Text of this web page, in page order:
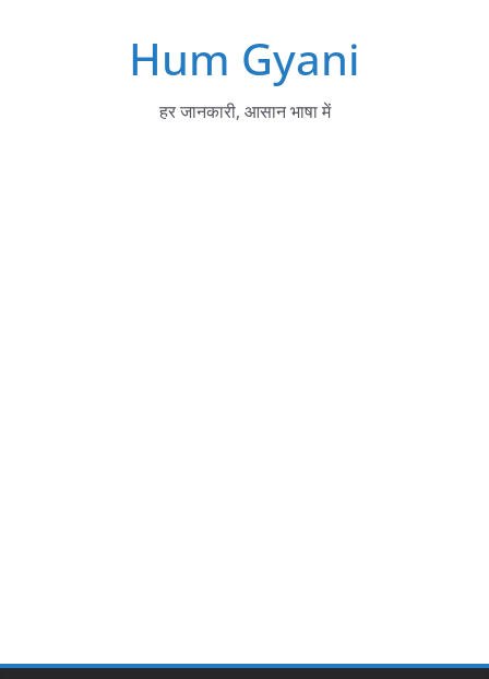
Hum Gyani
हर जानकारी, आसान भाषा में